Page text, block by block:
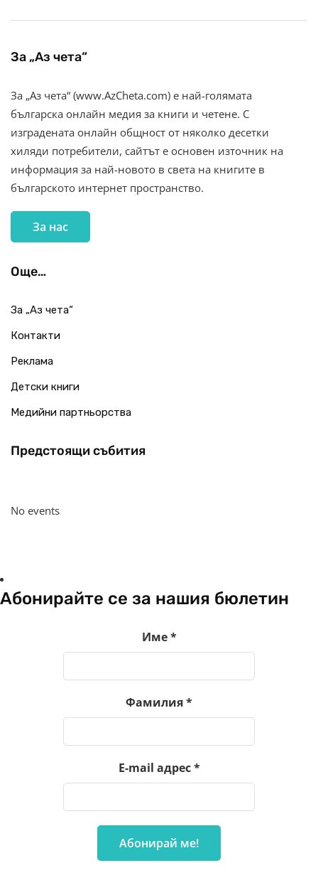
За „Аз чета“
За „Аз чета“ (www.AzCheta.com) е най-голямата
българска онлайн медия за книги и четене. С
изградената онлайн общност от няколко десетки
хиляди потребители, сайтът е основен източник на
информация за най-новото в света на книгите в
българското интернет пространство.
За нас
Още…
За „Аз чета“
Контакти
Реклама
Детски книги
Медийни партньорства
Предстоящи събития
No events
Абонирайте се за нашия бюлетин
Име*
Фамилия*
E-mail адрес*